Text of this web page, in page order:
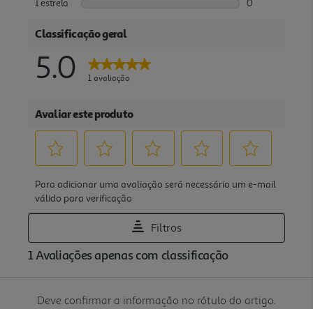
Deve confirmar a informação no rótulo do artigo.